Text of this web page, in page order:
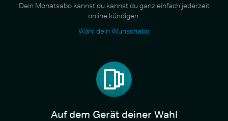
Dein Monatsabo kannst du kannst du ganz einfach jederzeit
online kündigen.
Wähl dein Wunschabo
Auf dem Gerät deiner Wahl